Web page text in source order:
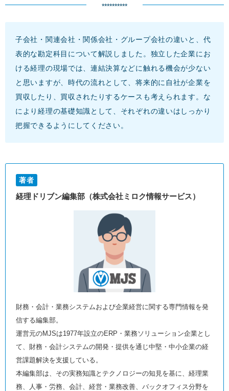
**********
子会社・関連会社・関係会社・グループ会社の違いと、代
表的な勘定科目について解説しました。独立した企業にお
ける経理の現場では、連結決算などに触れる機会が少ない
と思いますが、時代の流れとして、将来的に自社が企業を
買収したり、買収されたりするケースも考えられます。な
により経理の基礎知識として、それぞれの違いはしっかり
把握できるようにしてください。
著者
経理ドリブン編集部（株式会社ミロク情報サービス）
財務・会計・業務システムおよび企業経営に関する専門情報を発
信する編集部。
運営元のMJSは1977年設立のERP・業務ソリューション企業とし
て、財務・会計システムの開発・提供を通じ中堅・中小企業の経
営課題解決を支援している。
本編集部は、その実務知識とテクノロジーの知見を基に、経理業
務、人事・労務、会計、経営・業務改善、バックオフィス分野を